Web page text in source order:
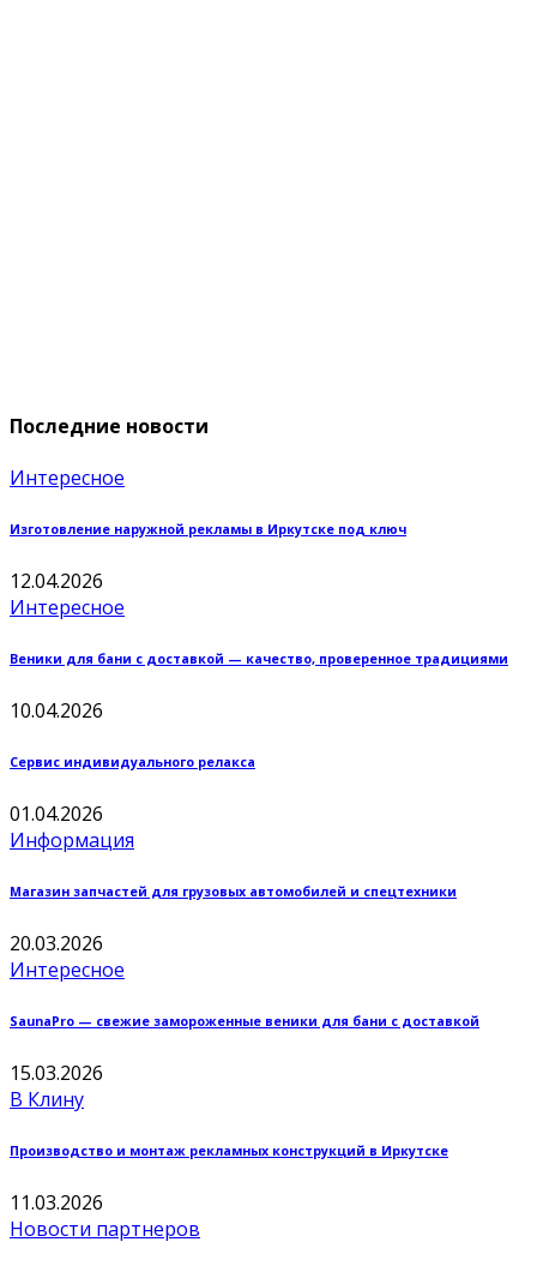
Последние новости
Интересное
Изготовление наружной рекламы в Иркутске под ключ
12.04.2026
Интересное
Веники для бани с доставкой — качество, проверенное традициями
10.04.2026
Сервис индивидуального релакса
01.04.2026
Информация
Магазин запчастей для грузовых автомобилей и спецтехники
20.03.2026
Интересное
SaunaPro — свежие замороженные веники для бани с доставкой
15.03.2026
В Клину
Производство и монтаж рекламных конструкций в Иркутске
11.03.2026
Новости партнеров